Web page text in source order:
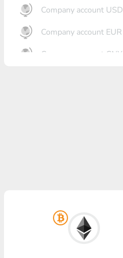
Company account USD
Company account EUR
Company account CNY
Visa/MasterCard KGS
Kaspi Bank